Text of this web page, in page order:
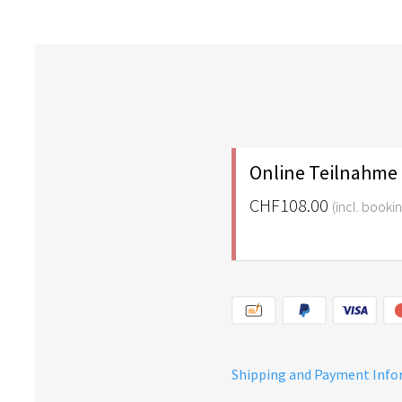
Online Teilnahme
CHF108.00 (incl.
Shipping and Payment